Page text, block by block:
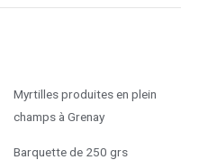
Myrtilles produites en plein
champs à Grenay
Barquette de 250 grs